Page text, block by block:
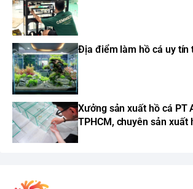
Địa điểm làm hồ cá uy tín
Xưởng sản xuất hồ cá PT
TPHCM, chuyên sản xuất